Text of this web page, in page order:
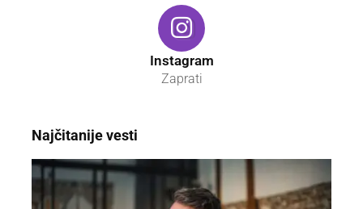
Instagram
Zaprati
Najčitanije vesti